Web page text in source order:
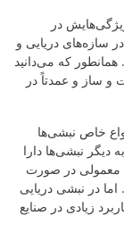
در
سازه‌های دریایی و
همانطور که می‌دانید
ساز و عمدتاً در
خاص نبشی‌ها
نبشی‌ها دارا
معمولی در صورت
در نبشی دریایی
زیادی در صنایع